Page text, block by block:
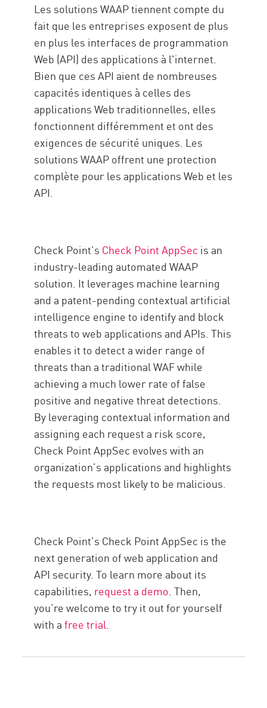
Les solutions WAAP tiennent compte du
fait que les entreprises exposent de plus
en plus les interfaces de programmation
Web (API) des applications à l'internet.
Bien que ces API aient de nombreuses
capacités identiques à celles des
applications Web traditionnelles, elles
fonctionnent différemment et ont des
exigences de sécurité uniques. Les
solutions WAAP offrent une protection
complète pour les applications Web et les
API.
Check Point’s Check Point AppSec is an
industry-leading automated WAAP
solution. It leverages machine learning
and a patent-pending contextual artificial
intelligence engine to identify and block
threats to web applications and APIs. This
enables it to detect a wider range of
threats than a traditional WAF while
achieving a much lower rate of false
positive and negative threat detections.
By leveraging contextual information and
assigning each request a risk score,
Check Point AppSec evolves with an
organization’s applications and highlights
the requests most likely to be malicious.
Check Point’s Check Point AppSec is the
next generation of web application and
API security. To learn more about its
capabilities, request a demo. Then,
you’re welcome to try it out for yourself
with afree trial.